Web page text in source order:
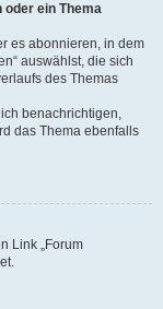
oder ein Thema
es abonnieren, in dem
auswählst, die sich
des Themas
benachrichtigen,
das Thema ebenfalls
Link „Forum